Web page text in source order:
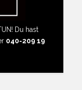
Du hast
040-209 19